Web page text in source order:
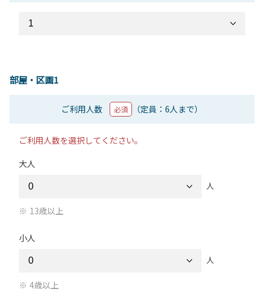
部屋・区画1
ご利用人数 必須 （定員：6人まで）
ご利用人数を選択してください。
大人
人
13歳以上
小人
人
4歳以上